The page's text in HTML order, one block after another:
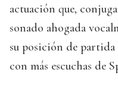
actuación que,
sonado ahogada
su posición de
con más escuchas de